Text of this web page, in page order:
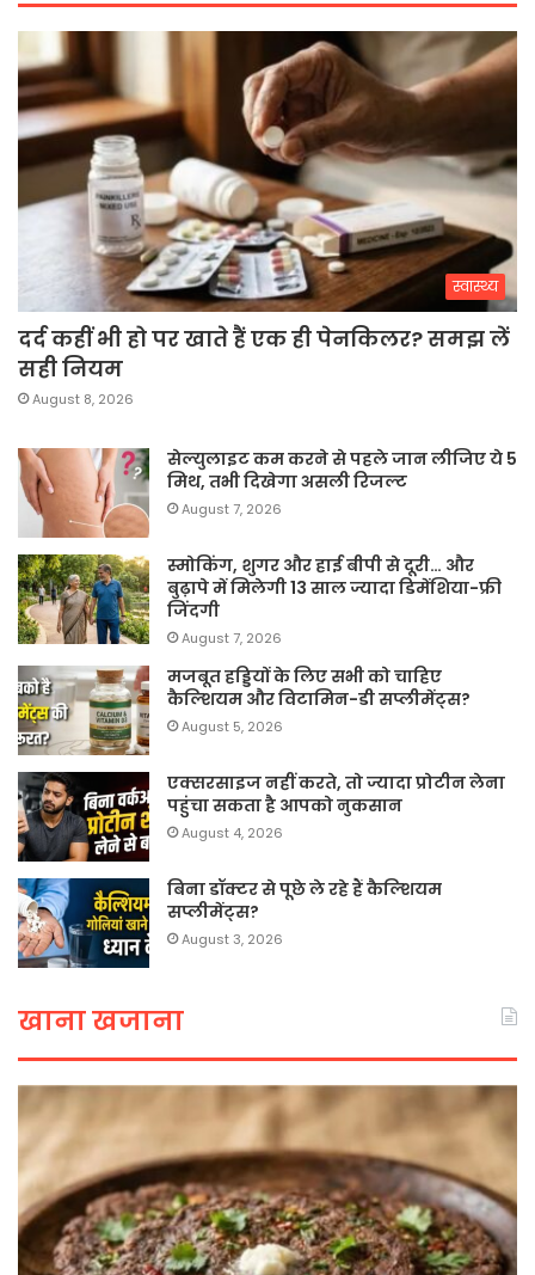
स्वास्थ्य
दर्द कहीं भी हो पर खाते हैं एक ही पेनकिलर? समझ लें
सही नियम
August 8, 2026
सेल्युलाइट कम करने से पहले जान लीजिए ये 5
मिथ, तभी दिखेगा असली रिजल्ट
August 7, 2026
स्मोकिंग, शुगर और हाई बीपी से दूरी… और
बुढ़ापे में मिलेगी 13 साल ज्यादा डिमेंशिया-फ्री
जिंदगी
August 7, 2026
मजबूत हड्डियों के लिए सभी को चाहिए
कैल्शियम और विटामिन-डी सप्लीमेंट्स?
August 5, 2026
एक्सरसाइज नहीं करते, तो ज्यादा प्रोटीन लेना
पहुंचा सकता है आपको नुकसान
August 4, 2026
बिना डॉक्टर से पूछे ले रहे हैं कैल्शियम
सप्लीमेंट्स?
August 3, 2026
खाना खजाना